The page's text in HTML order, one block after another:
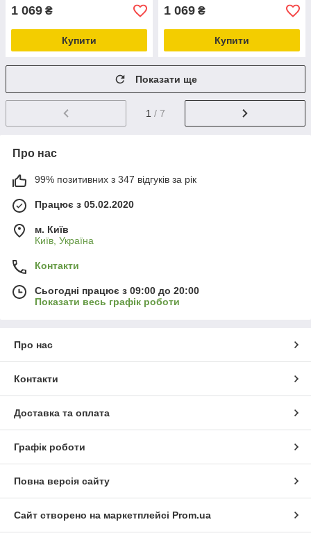
1 069 ₴
Купити
1 069 ₴
Купити
Показати ще
1 / 7
Про нас
99% позитивних з 347 відгуків за рік
Працює з 05.02.2020
м. Київ
Київ, Україна
Контакти
Сьогодні працює з 09:00 до 20:00
Показати весь графік роботи
Про нас
Контакти
Доставка та оплата
Графік роботи
Повна версія сайту
Сайт створено на маркетплейсі Prom.ua